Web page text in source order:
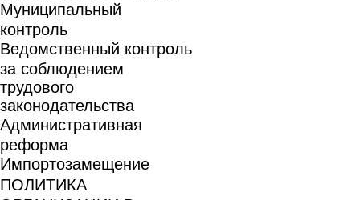
Муниципальный
контроль
Ведомственный контроль
за соблюдением
трудового
законодательства
Административная
реформа
Импортозамещение
ПОЛИТИКА